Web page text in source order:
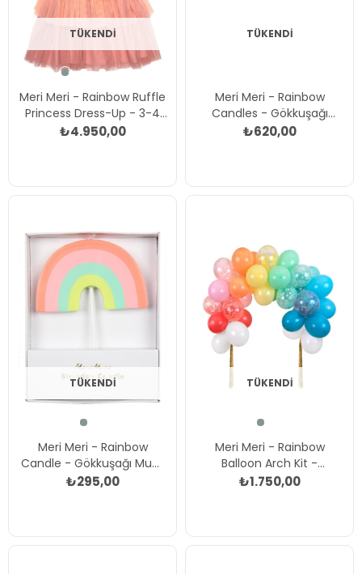
TÜKENDI
Meri Meri - Rainbow Ruffle
Princess Dress-Up - 3-4
Years - Fırfırlı Gökkuşağı
₺4.950,00
TÜKENDI
Meri Meri - Rainbow
Candles - Gökkuşağı
Mumlar - 5li Çok Renkli
₺620,00
TÜKENDI
Meri Meri - Rainbow
Candle - Gökkuşağı Mum
Çok Renkli
₺295,00
TÜKENDI
Meri Meri - Rainbow
Balloon Arch Kit -
Gökkuşağı Balon Kit Çok
₺1.750,00